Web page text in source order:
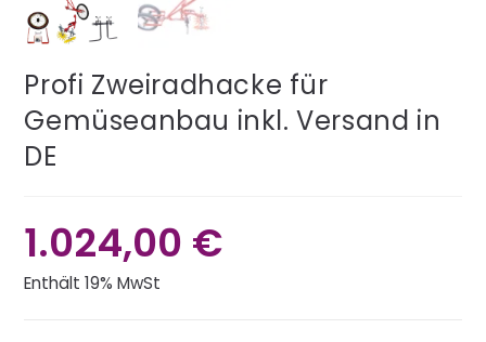
Profi Zweiradhacke für
Gemüseanbau inkl. Versand in
DE
1.024,00 €
Enthält 19% MwSt